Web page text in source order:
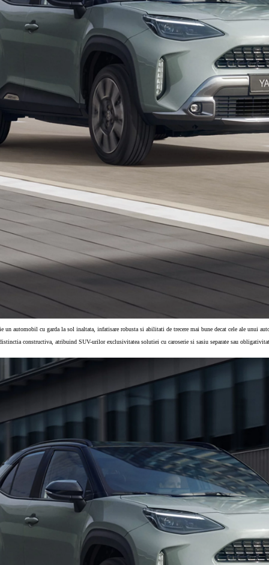
automobil cu garda la sol inaltata, infatisare robusta si abilitati de trecere mai bune decat cele ale unui
constructiva, atribuind SUV-urilor exclusivitatea solutiei cu caroserie si sasiu separate sau